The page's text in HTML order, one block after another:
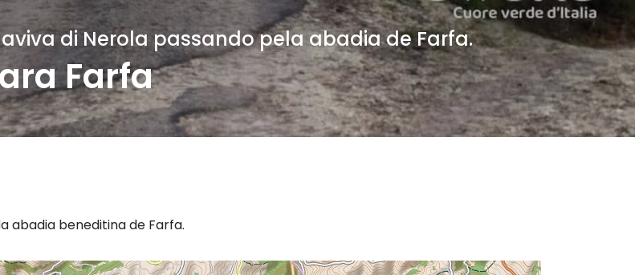
di Nerola passando pela abadia de Farfa.
Farfa
abadia beneditina de Farfa.